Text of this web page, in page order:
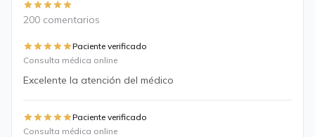
200 comentarios
Paciente verificado
Consulta médica online
Excelente la atención del médico
Paciente verificado
Consulta médica online